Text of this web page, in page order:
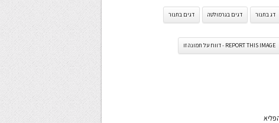
דג בתנור דגים בגרמולטה דגים בתנור
REPORT THIS IMAGE - דווח על תמונה זו